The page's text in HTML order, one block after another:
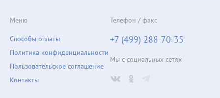
Меню
Способы оплаты
Политика конфиденциальности
Пользовательское соглашение
Контакты
Телефон / факс
+7 (499) 288-70-35
Мы с социальных сетях